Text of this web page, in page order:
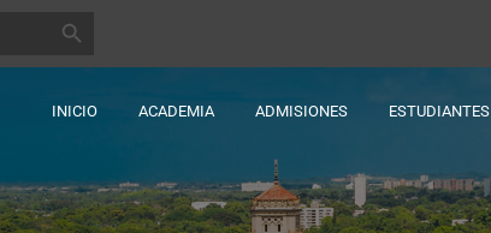
INICIO ACADEMIA ADMISIONES ESTUDIANTES